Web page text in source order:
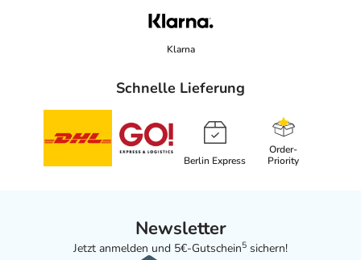
Klarna
Schnelle Lieferung
Berlin Express
Order-
Priority
Newsletter
Jetzt anmelden und 5€-Gutschein5 sichern!